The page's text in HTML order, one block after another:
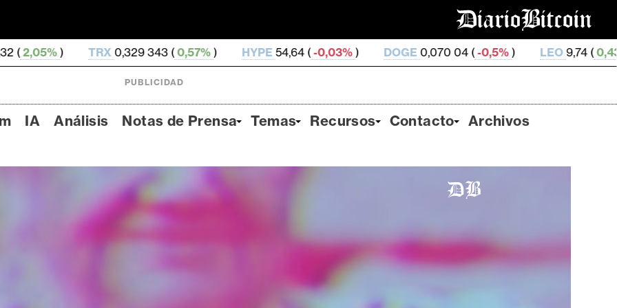
0,329 343 (0,57%) HYPE54,64 (-0,03% ) DOGE 0,070 04 ( -0,5%) LEO 9,74 (0,43% ZEC513,62 (
PUBLICIDAD
IA Análisis Notas de Prensa Temas Recursos Contacto Archivos